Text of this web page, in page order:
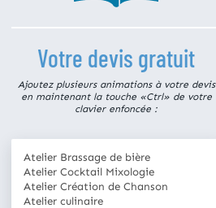
Votre devis gratuit
Ajoutez plusieurs animations à votre devis
en maintenant la touche «Ctrl» de votre
clavier enfoncée :